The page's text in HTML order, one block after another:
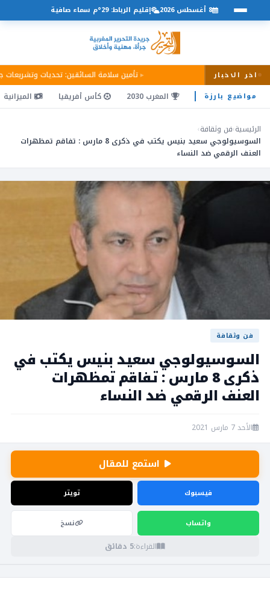
اخر الاخبار تأمين سلامة السائقين: تحديات
8 أغسطس 2026 إقليم الرباط: 29°م سماء صافية
مواضيع بارزة المغرب 2030 كأس أفريقيا الميزانية
الرئيسية›فن وثقافة›
السوسيولوجي سعيد بنيس يكتب في ذكرى 8 مارس : تفاقم تمظهرات
العنف الرقمي ضد النساء
فن وثقافة
السوسيولوجي سعيد بنيس يكتب في
ذكرى 8 مارس : تفاقم تمظهرات
العنف الرقمي ضد النساء
الأحد 7 مارس 2021
استمع للمقال
فيسبوك تويتر
واتساب نسخ
القراءة:5 دقائق